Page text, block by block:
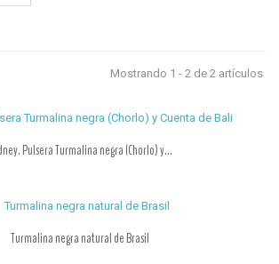
Mostrando 1 - 2 de 2 artículos
Pulsera Turmalina negra (Chorlo) y...
Turmalina negra natural de Brasil